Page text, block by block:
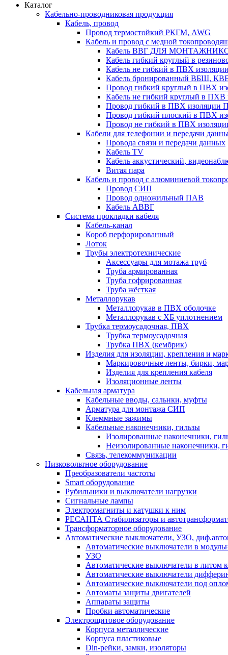
Каталог
Кабельно-проводниковая продукция
Кабель, провод
Провод термостойкий РКГМ, AWG
Кабель и провод с медной
Кабель ВВГ ДЛЯ
Кабель гибкий круглый в
Кабель не гибкий в ПВХ
Кабель бронированный ВБШ,
Провод гибкий круглый в ПВХ
Кабель не гибкий круглый в
Провод гибкий в ПВХ изоляции
Провод гибкий плоский в ПВХ
Провод не гибкий в ПВХ
Кабели для телефонии и передачи
Провода связи и передачи данных
Кабель TV
Кабель аккустический,
Витая пара
Кабель и провод с алюминиевой
Провод СИП
Провод одножильный ПАВ
Кабель АВВГ
Система прокладки кабеля
Кабель-канал
Короб перфорированный
Лоток
Трубы электротехнические
Аксессуары для мотажа труб
Труба армированная
Труба гофрированная
Труба жёсткая
Металлорукав
Металлорукав в ПВХ оболочке
Металлорукав с ХБ уплотнением
Трубка термоусадочная, ПВХ
Трубка термоусадочная
Трубка ПВХ (кембрик)
Изделия для изоляции, крепления и
Маркировочные ленты, бирки,
Изделия для крепления кабеля
Изоляционные ленты
Кабельная арматура
Кабельные вводы, сальнки, муфты
Арматура для монтажа СИП
Клеммные зажимы
Кабельные наконечники, гильзы
Изолированные наконечники,
Неизолированные наконечники,
Связь, телекоммуникации
Низковольтное оборудование
Преобразователи частоты
Smart оборудование
Рубильники и выключатели нагрузки
Сигнальные лампы
Электромагниты и катушки к ним
РЕСАНТА Стабилизаторы и
Трансформаторное оборудование
Автоматические выключатели, УЗО,
Автоматические выключатели в
УЗО
Автоматические выключатели в литом
Автоматические выключатели
Автоматические выключатели под
Автоматы защиты двигателей
Аппараты защиты
Пробки автоматические
Электрощитовое оборудование
Корпуса металлические
Корпуса пластиковые
Din-рейки, замки, изоляторы